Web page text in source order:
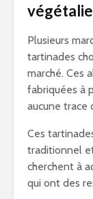
Plusieurs
tartinades
marché. Ces
fabriquées à
aucune trace
Ces
traditionnel
cherchent à
qui ont des